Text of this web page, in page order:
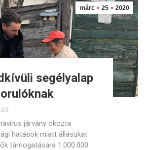
márc 25 2020
segélyalap
25
járvány okozta
hatások miatt állásukat
támogatására 1.000.000